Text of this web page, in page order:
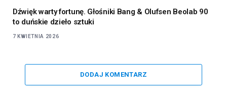
Dźwięk warty fortunę. Głośniki Bang & Olufsen Beolab 90
to duńskie dzieło sztuki
7 KWIETNIA 2026
DODAJ KOMENTARZ